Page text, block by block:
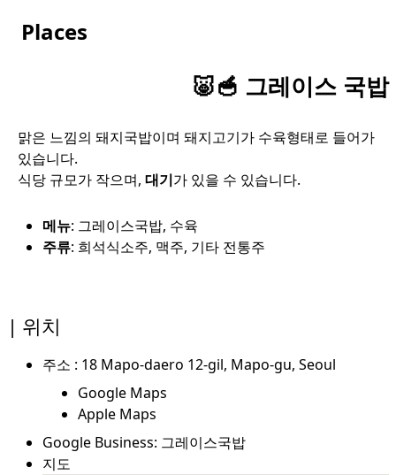
Places
🐷🥣 그레이스 국밥
맑은 느낌의 돼지국밥이며 돼지고기가 수육형태로 들어가
있습니다.
식당 규모가 작으며, 대기가 있을 수 있습니다.
메뉴: 그레이스국밥, 수육
주류: 희석식소주, 맥주, 기타 전통주
위치
주소 : 18 Mapo-daero 12-gil, Mapo-gu, Seoul
Google Maps
Apple Maps
Google Business: 그레이스국밥
지도